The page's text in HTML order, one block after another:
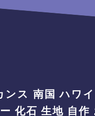
ス 南国 ハワ
化石 生地 自